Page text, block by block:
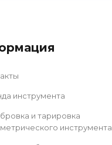
инструмента
и тарировка
инструмента